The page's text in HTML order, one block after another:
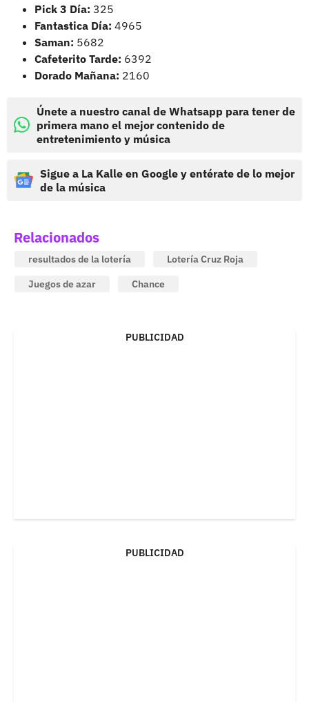
Pick 3 Día: 325
Fantastica Día: 4965
Saman: 5682
Cafeterito Tarde: 6392
Dorado Mañana: 2160
Únete a nuestro canal de Whatsapp para tener de
primera mano el mejor contenido de
entretenimiento y música
Sigue a La Kalle en Google y entérate de lo mejor
de la música
Relacionados
resultados de la lotería
Lotería Cruz Roja
Juegos de azar
Chance
PUBLICIDAD
PUBLICIDAD